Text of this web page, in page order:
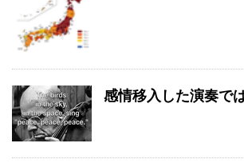
感情移入した演奏で